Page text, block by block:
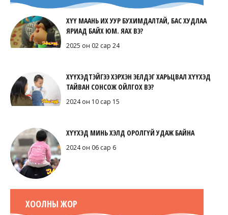
ХҮҮ МААНЬ ИХ УУР БУХИМДАЛТАЙ, БАС ХУДЛАА
ЯРИАД БАЙХ ЮМ. ЯАХ ВЭ?
2025 он 02 сар 24
ХҮҮХЭДТЭЙГЭЭ ХЭРХЭН ЭЕЛДЭГ ХАРЬЦВАЛ ХҮҮХЭД
ТАЙВАН СОНСОЖ ОЙЛГОХ ВЭ?
2024 он 10 сар 15
ХҮҮХЭД МИНЬ ХЭЛД ОРОЛГҮЙ УДАЖ БАЙНА
2024 он 06 сар 6
ХООЛНЫ ЖОР